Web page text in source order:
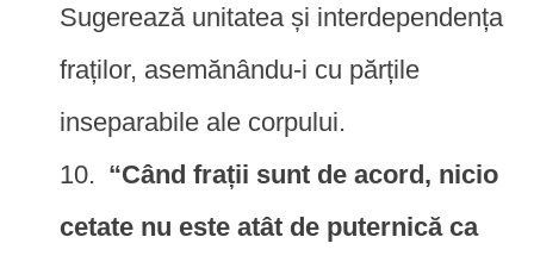
Sugerează unitatea și interdependența
fraților, asemănându-i cu părțile
inseparabile ale corpului.
“Când frații sunt de acord, nicio
cetate nu este atât de puternică ca